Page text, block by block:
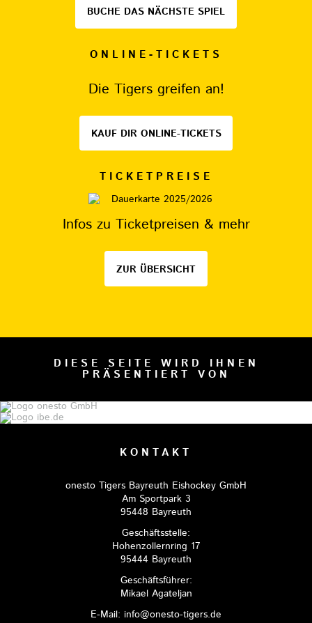
BUCHE DAS NÄCHSTE SPIEL
ONLINE-TICKETS
Die Tigers greifen an!
KAUF DIR ONLINE-TICKETS
TICKETPREISE
Infos zu Ticketpreisen & mehr
ZUR ÜBERSICHT
DIESE SEITE WIRD IHNEN
PRÄSENTIERT VON
KONTAKT
onesto Tigers Bayreuth Eishockey GmbH
Am Sportpark 3
95448 Bayreuth
Geschäftsstelle:
Hohenzollernring 17
95444 Bayreuth
Geschäftsführer:
Mikael Agateljan
E-Mail: info@onesto-tigers.de